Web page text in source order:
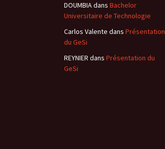
DOUMBIAdans Bachelor
Universitaire de Technologie
Carlos Valente dans Présentation
du GeSi
REYNIER dans Présentation du
GeSi